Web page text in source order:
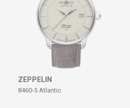
ZEPPELIN
8460-5 Atlantic